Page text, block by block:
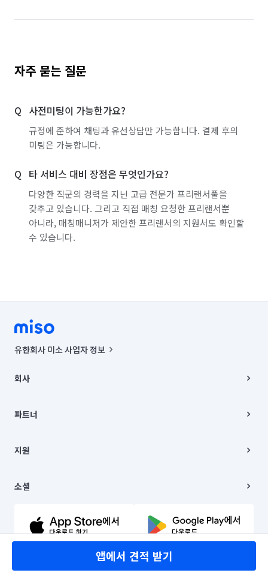
자주 묻는 질문
사전미팅이 가능한가요?
규정에 준하여 채팅과 유선상담만 가능합니다. 결제 후의
미팅은 가능합니다.
타 서비스 대비 장점은 무엇인가요?
다양한 직군의 경력을 지닌 고급 전문가 프리랜서풀을
갖추고 있습니다. 그리고 직접 매칭 요청한 프리랜서뿐
아니라, 매칭매니저가 제안한 프리랜서의 지원서도 확인할
수 있습니다.
앱에서 견적 받기
유한회사 미소 사업자 정보
00019 |
주소 | 본사: 서울특별시 종로구 율곡로 6(중학동, 트윈트리빌딩) B동 5층
컨택센터 : 서울특별시 종로구 수송동 율곡로 24, 7층, 8층 미소
상품, 상품정보, 거래에 관한 의무와 책임은 거래당사자에게 있습니다.
언론 보도 관련 문의:
© 유한회사 미소. Miso, Inc. All Rights Reserved.
회사
채용
파트너
이사
지원
이용약관
문의하기
소셜
유튜브